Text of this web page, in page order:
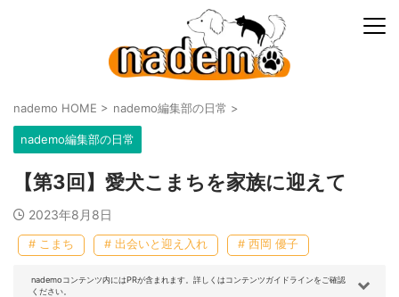
nademo HOME > nademo編集部の日常 >
nademo編集部の日常
【第3回】愛犬こまちを家族に迎えて
2023年8月8日
# こまち # 出会いと迎え入れ # 西岡 優子
nademoコンテンツ内にはPRが含まれます。詳しくはコンテンツガイドラインをご確認
ください。